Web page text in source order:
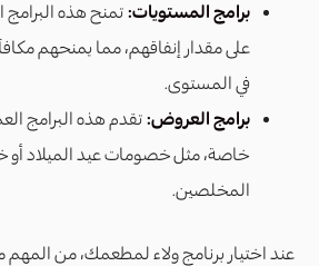
برامج المستويات: تمنح هذه البرامج
على مقدار إنفاقهم، مما يمنحهم
في المستوى.
برامج العروض: تقدم هذه البرامج
خاصة، مثل خصومات عيد الميلاد أو
المخلصين.
عند اختيار برنامج ولاء لمطعمك، من المهم